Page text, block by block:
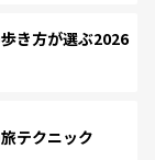
き方が選ぶ2026
テクニック